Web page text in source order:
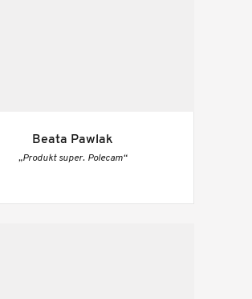
Beata Pawlak
„Produkt super. Polecam“